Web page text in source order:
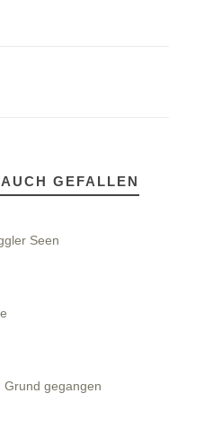
GEFALLEN
Seen
gegangen